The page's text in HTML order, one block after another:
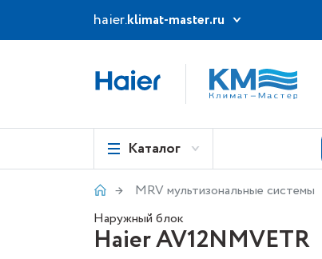
haier.klimat-master.ru
Каталог
MRV мультизональные системы
Наружный блок
Haier AV12NMVETR